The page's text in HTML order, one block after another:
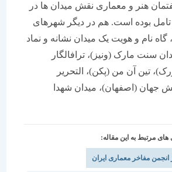
و معماری نقش میدان ها در
بوده است. هم در دیگر شهرهای
و هویت یک میدان نشانه و نماد
(ونیز)، ترافالگار
آن من (پکن)، التحریر
(اصفهان)، میدان شهدا
به این مقاله:
معماری ایران